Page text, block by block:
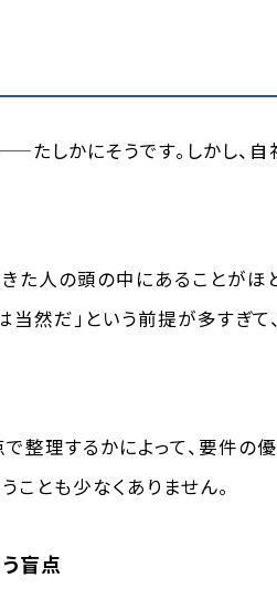
しかにそうです。しかし、
人の頭の中にあることがほ
当然だ」という前提が多すぎて
理するかによって、要件の
とも少なくありません。
盲点